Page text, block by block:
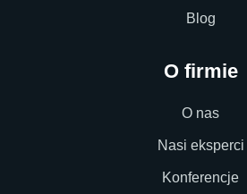
Blog
O firmie
O nas
Nasi eksperci
Konferencje